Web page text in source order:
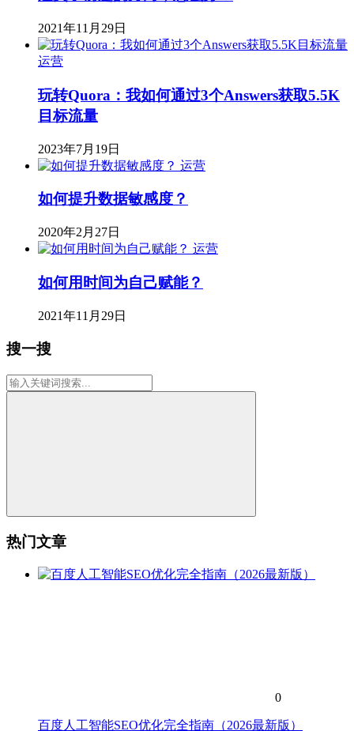
2021年11月29日
运营
玩转Quora：我如何通过3个Answers获取5.5K
目标流量
2023年7月19日
运营
如何提升数据敏感度？
2020年2月27日
运营
如何用时间为自己赋能？
2021年11月29日
搜一搜
热门文章
0
百度人工智能SEO优化完全指南（2026最新版）